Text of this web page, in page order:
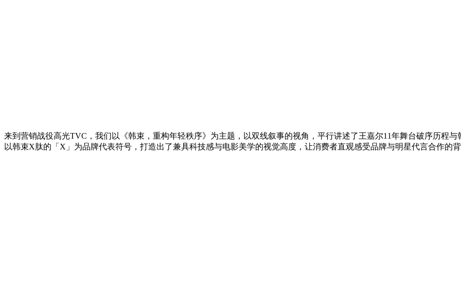
来到营销战役高光TVC，我们以《韩束，重构年轻秩序》为主题，以双线叙事的视角，平行讲述了王嘉尔11年舞台破序历程
以韩束X肽的「X」为品牌代表符号，打造出了兼具科技感与电影美学的视觉高度，让消费者直观感受品牌与明星代言合作的